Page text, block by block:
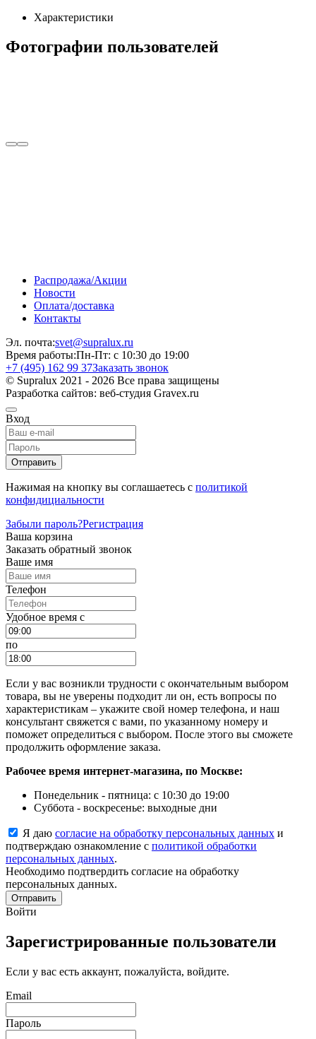
Характеристики
Фотографии пользователей
Распродажа/Акции
Новости
Оплата/доставка
Контакты
Эл. почта:svet@supralux.ru
Время работы:Пн-Пт: с 10:30 до 19:00
+7 (495) 162 99 37Заказать звонок
© Supralux 2021 - 2026 Все права защищены
Разработка сайтов: веб-студия Gravex.ru
Вход
Отправить
Нажимая на кнопку вы соглашаетесь с политикой
конфидициальности
Забыли пароль?Регистрация
Ваша корзина
Заказать обратный звонок
Ваше имя
Телефон
Удобное время c
по
Если у вас возникли трудности с окончательным выбором
товара, вы не уверены подходит ли он, есть вопросы по
характеристикам – укажите свой номер телефона, и наш
консультант свяжется с вами, по указанному номеру и
поможет определиться с выбором. После этого вы сможете
продолжить оформление заказа.
Рабочее время интернет-магазина, по Москве:
Понедельник - пятница: с 10:30 до 19:00
Суббота - воскресенье: выходные дни
Я даю согласие на обработку персональных данных и
подтверждаю ознакомление с политикой обработки
персональных данных.
Необходимо подтвердить согласие на обработку
персональных данных.
Отправить
Войти
Зарегистрированные пользователи
Если у вас есть аккаунт, пожалуйста, войдите.
Email
Пароль